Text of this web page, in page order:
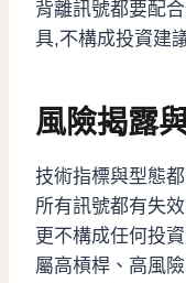
背離訊號都要配
具,不構成投資建
風險揭露
技術指標與型態
所有訊號都有失
更不構成任何投
屬高槓桿、高風